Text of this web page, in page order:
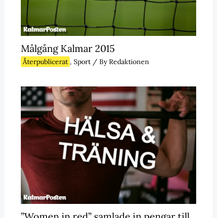
Målgång Kalmar 2015
Återpublicerat , Sport/ ByRedaktionen